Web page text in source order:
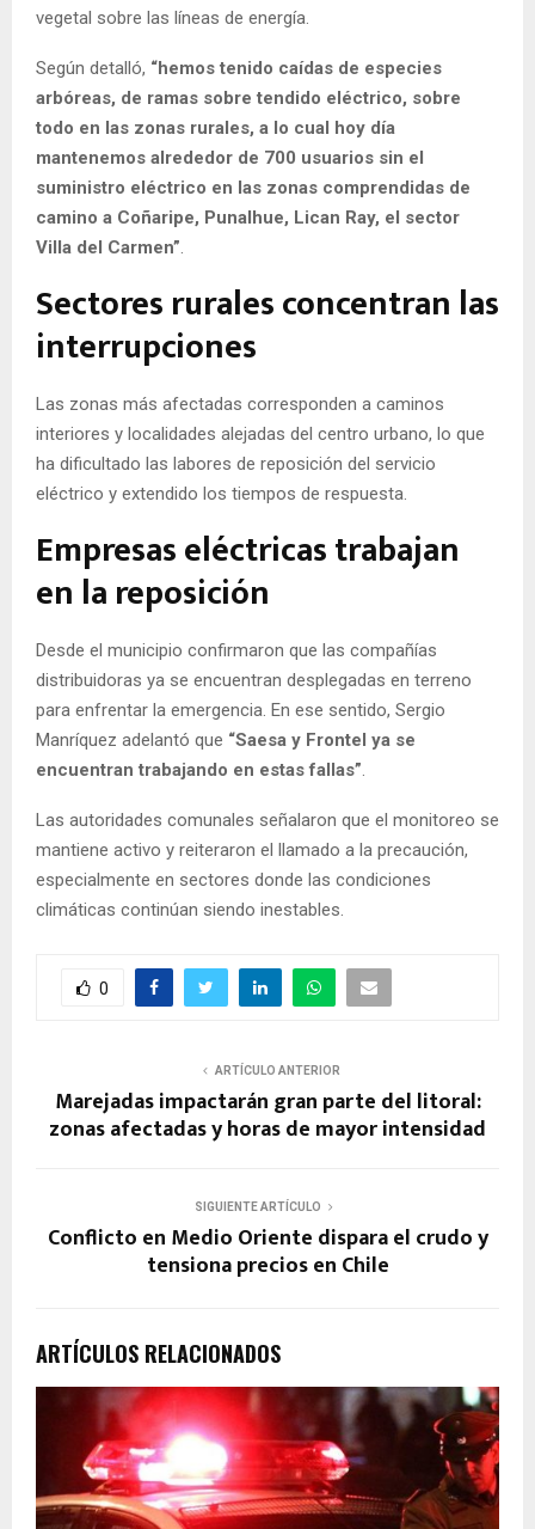
vegetal sobre las líneas de energía.
Según detalló, “hemos tenido caídas de especies
arbóreas, de ramas sobre tendido eléctrico, sobre
todo en las zonas rurales, a lo cual hoy día
mantenemos alrededor de 700 usuarios sin el
suministro eléctrico en las zonas comprendidas de
camino a Coñaripe, Punalhue, Lican Ray, el sector
Villa del Carmen”.
Sectores rurales concentran las
interrupciones
Las zonas más afectadas corresponden a caminos
interiores y localidades alejadas del centro urbano, lo que
ha dificultado las labores de reposición del servicio
eléctrico y extendido los tiempos de respuesta.
Empresas eléctricas trabajan
en la reposición
Desde el municipio confirmaron que las compañías
distribuidoras ya se encuentran desplegadas en terreno
para enfrentar la emergencia. En ese sentido, Sergio
Manríquez adelantó que “Saesa y Frontel ya se
encuentran trabajando en estas fallas”.
Las autoridades comunales señalaron que el monitoreo se
mantiene activo y reiteraron el llamado a la precaución,
especialmente en sectores donde las condiciones
climáticas continúan siendo inestables.
0
ARTÍCULO ANTERIOR
Marejadas impactarán gran parte del litoral:
zonas afectadas y horas de mayor intensidad
SIGUIENTE ARTÍCULO
Conflicto en Medio Oriente dispara el crudo y
tensiona precios en Chile
ARTÍCULOS RELACIONADOS